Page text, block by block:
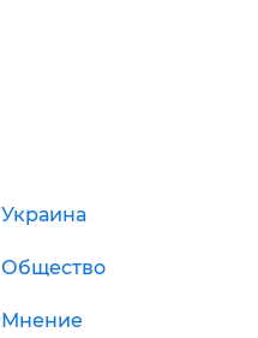
Украина
Общество
Мнение